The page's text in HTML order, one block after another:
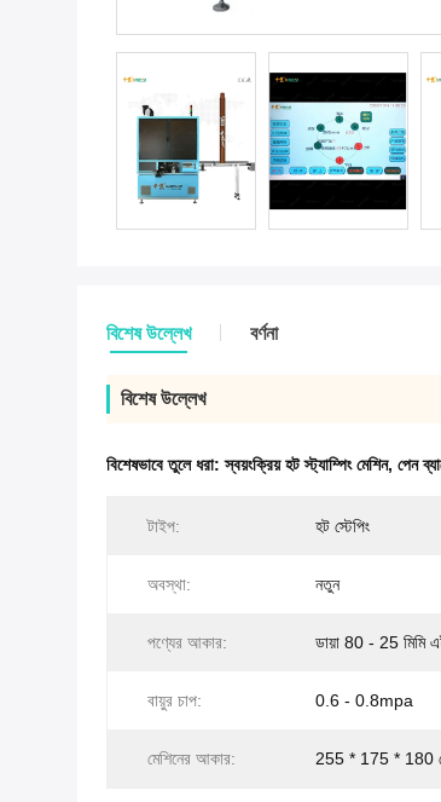
বিশেষ উল্লেখ বর্ণনা
বিশেষ উল্লেখ
বিশেষভাবে তুলে ধরা:স্বয়ংক্রিয় হট স্ট্যাম্পিং মেশিন, পেন
টাইপ: হট স্টেপিং
অবস্থা: নতুন
পণ্যের আকার: ডায়া 80 - 25 মিমি
বায়ুর চাপ: 0.6 - 0.8mpa
মেশিনের আকার: 255 * 175 * 180